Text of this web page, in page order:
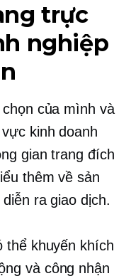
trực
nghiệp
của mình và
kinh doanh
gian trang đích
thêm về sản
ra giao dịch.
thể khuyến khích
và công nhận